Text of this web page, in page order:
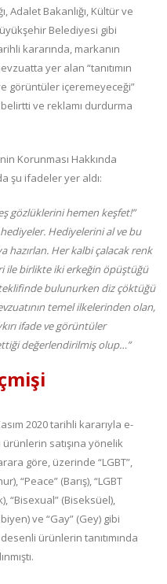
Adalet Bakanlığı, Kültür ve
Belediyesi gibi
kararında, markanın
yer alan “tanıtımın
görüntüler içeremeyeceği”
ve reklamı durdurma
Korunması Hakkında
şu ifadeler yer aldı:
gözlüklerini hemen keşfet!”
Hediyelerini al ve bu
hazırlan. Her kalbi çalacak renk
ile birlikte iki erkeğin öpüştüğü
bulunurken diz çöktüğü
temel ilkelerinden olan,
ifade ve görüntüler
değerlendirilmiş olup…”
2020 tarihli kararıyla e-
satışına yönelik
göre, üzerinde “LGBT”,
“Peace” (Barış), “LGBT
“Bisexual” (Biseksüel),
ve “Gay” (Gey) gibi
ürünlerin tanıtımında